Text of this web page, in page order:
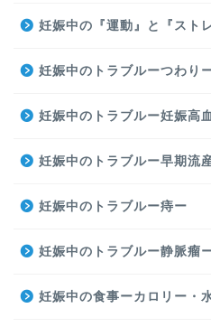
妊娠中の『運動』と『スト
妊娠中のトラブルーつわり
妊娠中のトラブルー妊娠高
妊娠中のトラブルー早期流
妊娠中のトラブルー痔ー
妊娠中のトラブルー静脈瘤
妊娠中の食事ーカロリー・